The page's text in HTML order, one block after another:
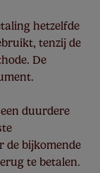
hetzelfde
tenzij de
De
duurdere
de bijkomende
te betalen.